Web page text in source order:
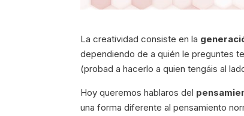
La creatividad consiste en la
dependiendo de a quién le preguntes
(probad a hacerlo a quien tengáis al
Hoy queremos hablaros del
una forma diferente al pensamiento